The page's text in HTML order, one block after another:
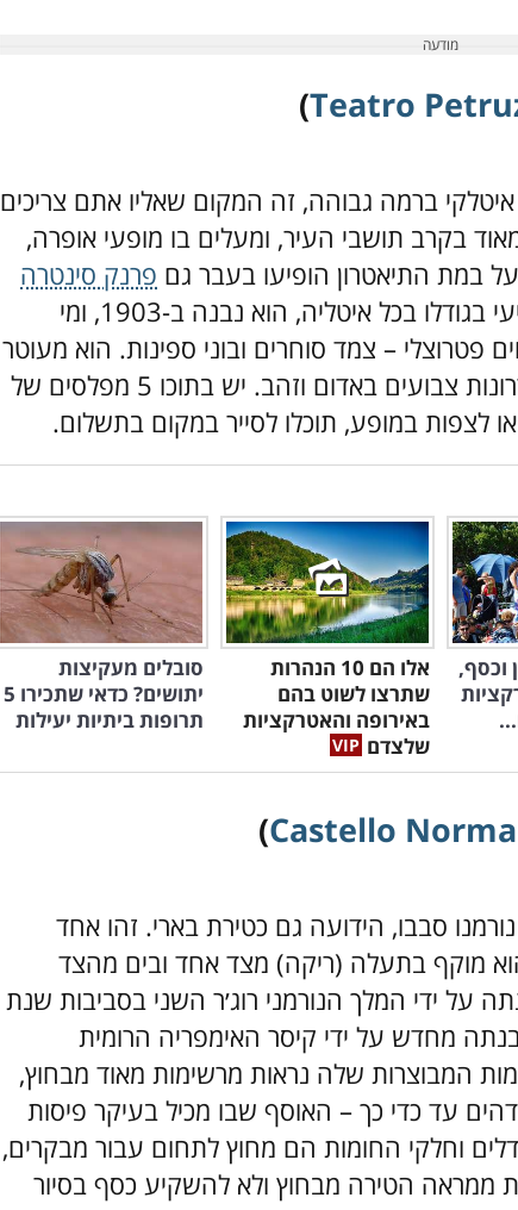
Teatro
)
ברמה גבוהה, זה המקום שאליו אתם צריכים
בקרב תושבי העיר, ומעלים בו מופעי אופרה,
במת התיאטרון הופיעו בעבר גם פרנק סינטרה
ולוצ׳אנו פבארוטי. זהו התיאטרון הרביעי בגודלו בכל איטליה, הוא נבנה ב-1903, ומי
פטרוצלי – צמד סוחרים ובוני ספינות. הוא מעוטר
בפאר בכל רחביו, כשהמבואה והמסדרונות צבועים באדום וזהב. יש בתוכו 5 מפלסים של
לצפות במופע, תוכלו לסייר במקום בתשלום.
וכסף,
אלו הם 10 הנהרות
שתרצו לשוט בהם
באירופה והאטרקציות
שלצדם
סובלים מעקיצות
יתושים? כדאי שתכירו 5
תרופות ביתיות יעילות
Castello
)
סבבו, הידועה גם כטירת בארי. זהו אחד
מוקף בתעלה (ריקה) מצד אחד ובים מהצד
על ידי המלך הנורמני רוג׳ר השני בסביבות שנת
מחדש על ידי קיסר האימפריה הרומית
המבוצרות שלה נראות מרשימות מאוד מבחוץ,
עד כדי כך – האוסף שבו מכיל בעיקר פיסות
וחלקי החומות הם מחוץ לתחום עבור מבקרים,
ממראה הטירה מבחוץ ולא להשקיע כסף בסיור